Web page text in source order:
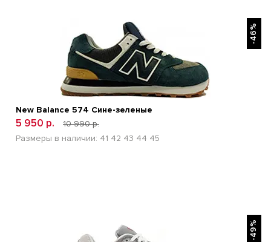
-46%
New Balance 574 Сине-зеленые
5 950 р.
10 990 р.
Размеры в наличии: 41 42 43 44 45
-49%